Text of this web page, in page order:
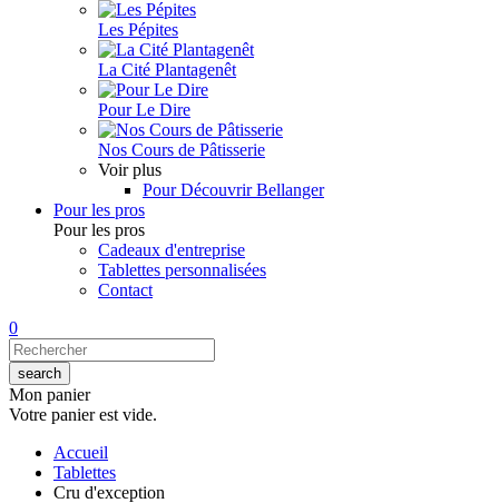
Les Pépites
La Cité Plantagenêt
Pour Le Dire
Nos Cours de Pâtisserie
Voir plus
Pour Découvrir Bellanger
Pour les pros
Pour les pros
Cadeaux d'entreprise
Tablettes personnalisées
Contact
0
Mon panier
Votre panier est vide.
Accueil
Tablettes
Cru d'exception